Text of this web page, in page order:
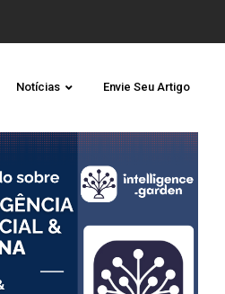
Notícias Envie Seu Artigo